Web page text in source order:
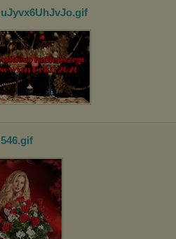
uJyvx6UhJvJo.gif
546.gif